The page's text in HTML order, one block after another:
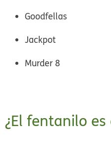
Goodfellas
Jackpot
Murder 8
¿El fentanilo